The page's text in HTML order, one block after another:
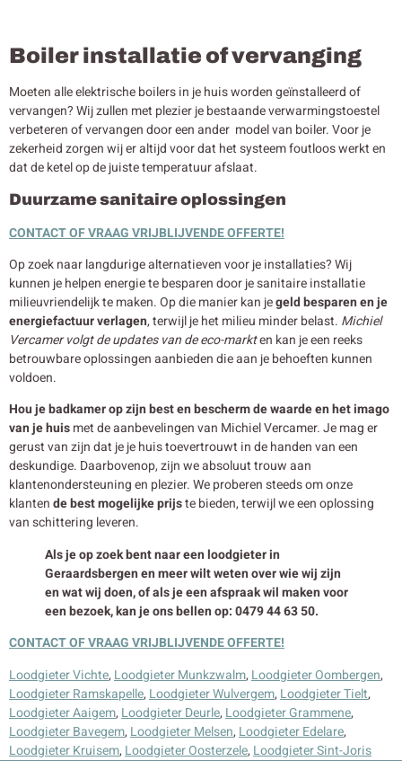
Boiler installatie of vervanging
Moeten alle elektrische boilers in je huis worden geïnstalleerd of
vervangen? Wij zullen met plezier je bestaande verwarmingstoestel
verbeteren of vervangen door een ander model van boiler. Voor je
zekerheid zorgen wij er altijd voor dat het systeem foutloos werkt en
dat de ketel op de juiste temperatuur afslaat.
Duurzame sanitaire oplossingen
CONTACT OF VRAAG VRIJBLIJVENDE OFFERTE!
Op zoek naar langdurige alternatieven voor je installaties? Wij
kunnen je helpen energie te besparen door je sanitaire installatie
milieuvriendelijk te maken. Op die manier kan jegeld besparen en je
energiefactuur verlagen, terwijl je het milieu minder belast. Michiel
Vercamer volgt de updates van de eco-markten kan je een reeks
betrouwbare oplossingen aanbieden die aan je behoeften kunnen
voldoen.
Hou je badkamer op zijn best en bescherm de waarde en het imago
van je huismet de aanbevelingen van Michiel Vercamer. Je mag er
gerust van zijn dat je je huis toevertrouwt in de handen van een
deskundige. Daarbovenop, zijn we absoluut trouw aan
klantenondersteuning en plezier. We proberen steeds om onze
klantende best mogelijke prijste bieden, terwijl we een oplossing
van schittering leveren.
Als je op zoek bent naar een loodgieter in
Geraardsbergen en meer wilt weten over wie wij zijn
en wat wij doen, of als je een afspraak wil maken voor
een bezoek, kan je ons bellen op: 0479 44 63 50.
CONTACT OF VRAAG VRIJBLIJVENDE OFFERTE!
Loodgieter Vichte, Loodgieter Munkzwalm, Loodgieter Oombergen,
Loodgieter Ramskapelle, Loodgieter Wulvergem, Loodgieter Tielt,
Loodgieter Aaigem, Loodgieter Deurle, Loodgieter Grammene,
Loodgieter Bavegem, Loodgieter Melsen, Loodgieter Edelare,
Loodgieter Kruisem, Loodgieter Oosterzele, Loodgieter Sint-Joris